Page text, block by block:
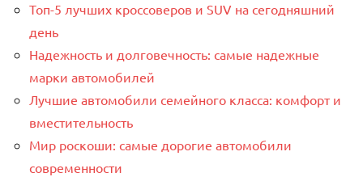
Топ-5 лучших кроссоверов и SUV на сегодняшний
день
Надежность и долговечность: самые надежные
марки автомобилей
Лучшие автомобили семейного класса: комфорт и
вместительность
Мир роскоши: самые дорогие автомобили
современности